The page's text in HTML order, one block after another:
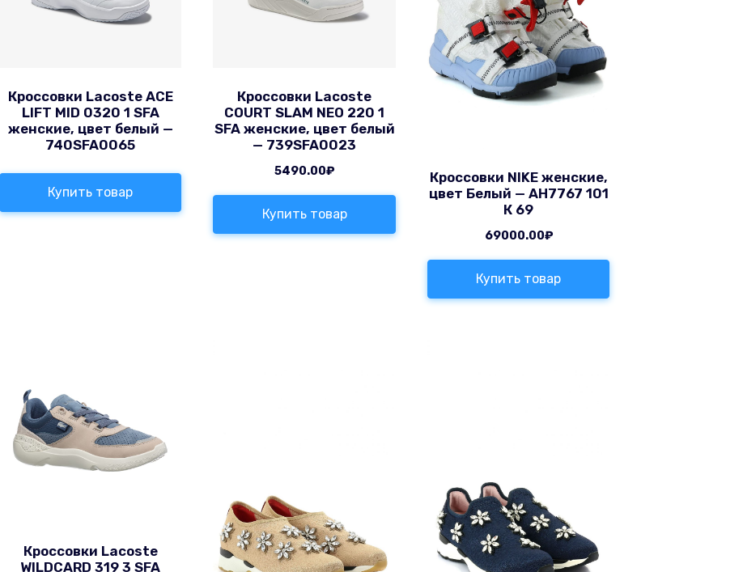
Кроссовки Lacoste ACE
LIFT MID 0320 1 SFA
женские, цвет белый —
740SFA0065
Купить товар
Кроссовки Lacoste
COURT SLAM NEO 220 1
SFA женские, цвет белый
— 739SFA0023
5490.00₽
Купить товар
Кроссовки NIKE женские,
цвет Белый — AH7767 101
К 69
69000.00₽
Купить товар
Кроссовки Lacoste
WILDCARD 319 3 SFA